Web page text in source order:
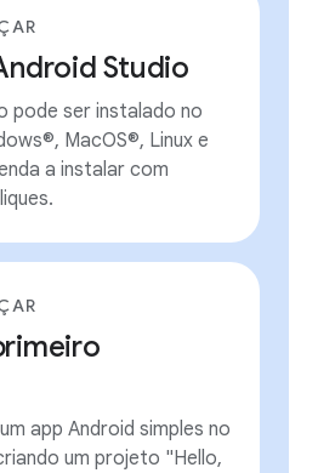
Studio
pode ser instalado no
MacOS®, Linux e
a instalar com
app Android simples no
um projeto "Hello,